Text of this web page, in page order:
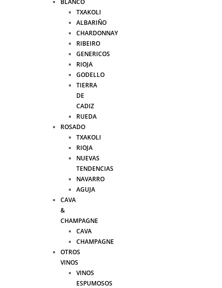
BLANCO
TXAKOLI
ALBARIÑO
CHARDONNAY
RIBEIRO
GENERICOS
RIOJA
GODELLO
TIERRA
DE
CADIZ
RUEDA
ROSADO
TXAKOLI
RIOJA
NUEVAS
TENDENCIAS
NAVARRO
AGUJA
CAVA
&
CHAMPAGNE
CAVA
CHAMPAGNE
OTROS
VINOS
VINOS
ESPUMOSOS